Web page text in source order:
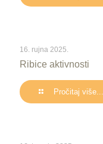
16. rujna 2025.
Ribice aktivnosti
Pročitaj više...